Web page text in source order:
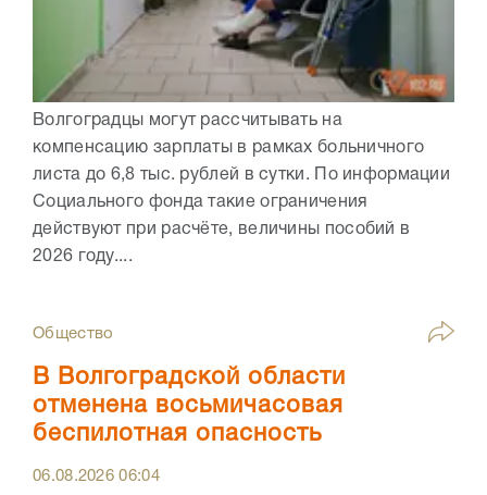
Волгоградцы могут рассчитывать на
компенсацию зарплаты в рамках больничного
листа до 6,8 тыс. рублей в сутки. По информации
Социального фонда такие ограничения
действуют при расчёте, величины пособий в
2026 году....
Общество
В Волгоградской области
отменена восьмичасовая
беспилотная опасность
06.08.202606:04